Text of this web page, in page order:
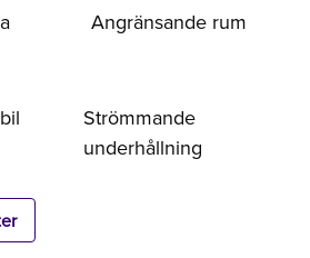
Angränsande rum
Strömmande
underhållning